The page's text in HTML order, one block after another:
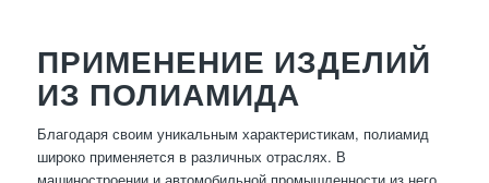
ПРИМЕНЕНИЕ ИЗДЕЛИЙ
ИЗ ПОЛИАМИДА
Благодаря своим уникальным характеристикам, полиамид
широко применяется в различных отраслях. В